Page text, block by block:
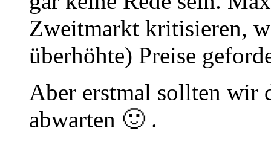
Zweitmarkt kritisieren,
überhöhte) Preise
Aber erstmal sollten wir
abwarten 🙂 .